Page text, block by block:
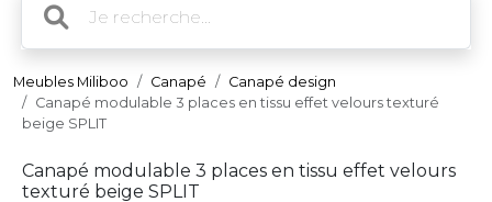
Meubles Miliboo Canapé
Canapé design
Canapé modulable 3 places en tissu effet velours texturé
beige SPLIT
Canapé modulable 3 places en tissu effet velours
texturé beige SPLIT